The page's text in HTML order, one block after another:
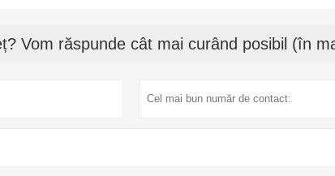
Vom răspunde cât mai curând posibil (în